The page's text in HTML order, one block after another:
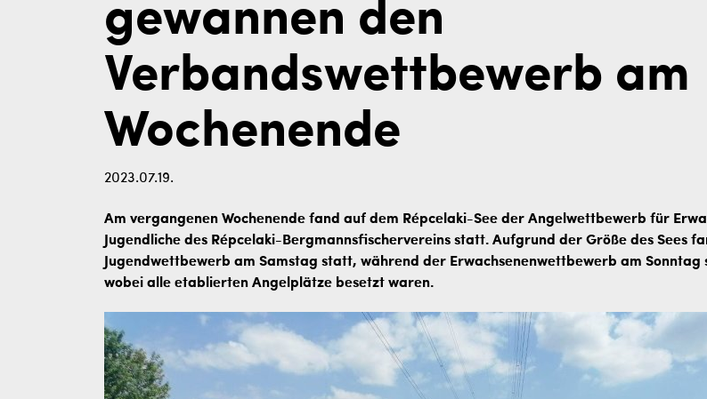
gewannen den
Verbandswettbewerb am
Wochenende
2023.07.19.
Am vergangenen Wochenende fand auf dem Répcelaki-See der Angelwettbewerb für
Jugendliche des Répcelaki-Bergmannsfischervereins statt. Aufgrund der Größe des Sees
Jugendwettbewerb am Samstag statt, während der Erwachsenenwettbewerb am
wobei alle etablierten Angelplätze besetzt waren.